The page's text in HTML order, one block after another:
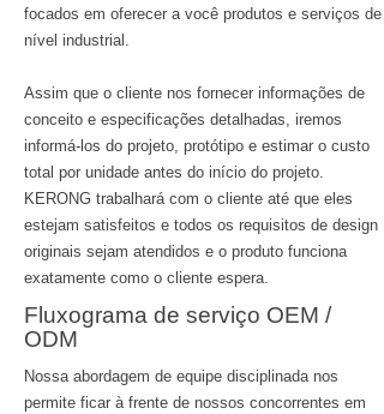
focados em oferecer a você produtos e serviços de
nível industrial.
Assim que o cliente nos fornecer informações de
conceito e especificações detalhadas, iremos
informá-los do projeto, protótipo e estimar o custo
total por unidade antes do início do projeto.
KERONG trabalhará com o cliente até que eles
estejam satisfeitos e todos os requisitos de design
originais sejam atendidos e o produto funciona
exatamente como o cliente espera.
Fluxograma de serviço OEM /
ODM
Nossa abordagem de equipe disciplinada nos
permite ficar à frente de nossos concorrentes em